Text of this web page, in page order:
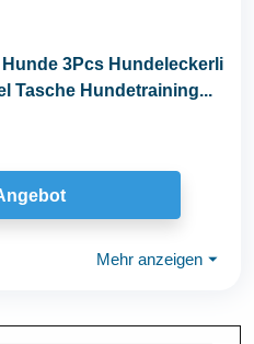
3Pcs Hundeleckerli
Tasche Hundetraining...
Mehr anzeigen ⏷